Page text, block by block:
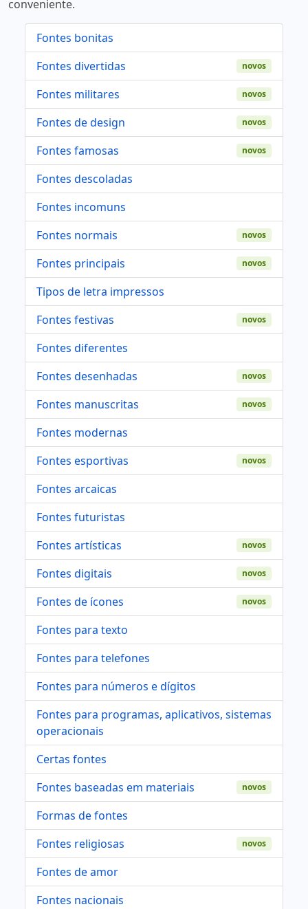
conveniente.
Fontes bonitas
Fontes divertidas
novos
Fontes militares novos
Fontes de design novos
Fontes famosas novos
Fontes descoladas
Fontes incomuns
Fontes normais
novos
Fontes principais novos
Tipos de letra impressos
Fontes festivas
novos
Fontes diferentes
Fontes desenhadas
novos
Fontes manuscritas novos
Fontes modernas
Fontes esportivas
novos
Fontes arcaicas
Fontes futuristas
Fontes artísticas
novos
Fontes digitais novos
Fontes de ícones novos
Fontes para texto
Fontes para telefones
Fontes para números e dígitos
Fontes para programas, aplicativos, sistemas
operacionais
Certas fontes
Fontes baseadas em materiais
novos
Formas de fontes
Fontes religiosas
novos
Fontes de amor
Fontes nacionais